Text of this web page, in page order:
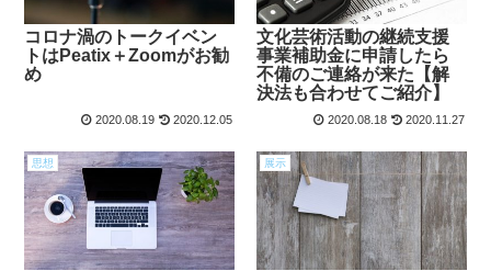
コロナ渦のトークイベン
トはPeatix＋Zoomがお勧
め
2020.08.19 2020.12.05
文化芸術活動の継続支援
事業補助金に申請したら
不備のご連絡が来た【解
決法も合わせてご紹介】
2020.08.18 2020.11.27
思想 展示